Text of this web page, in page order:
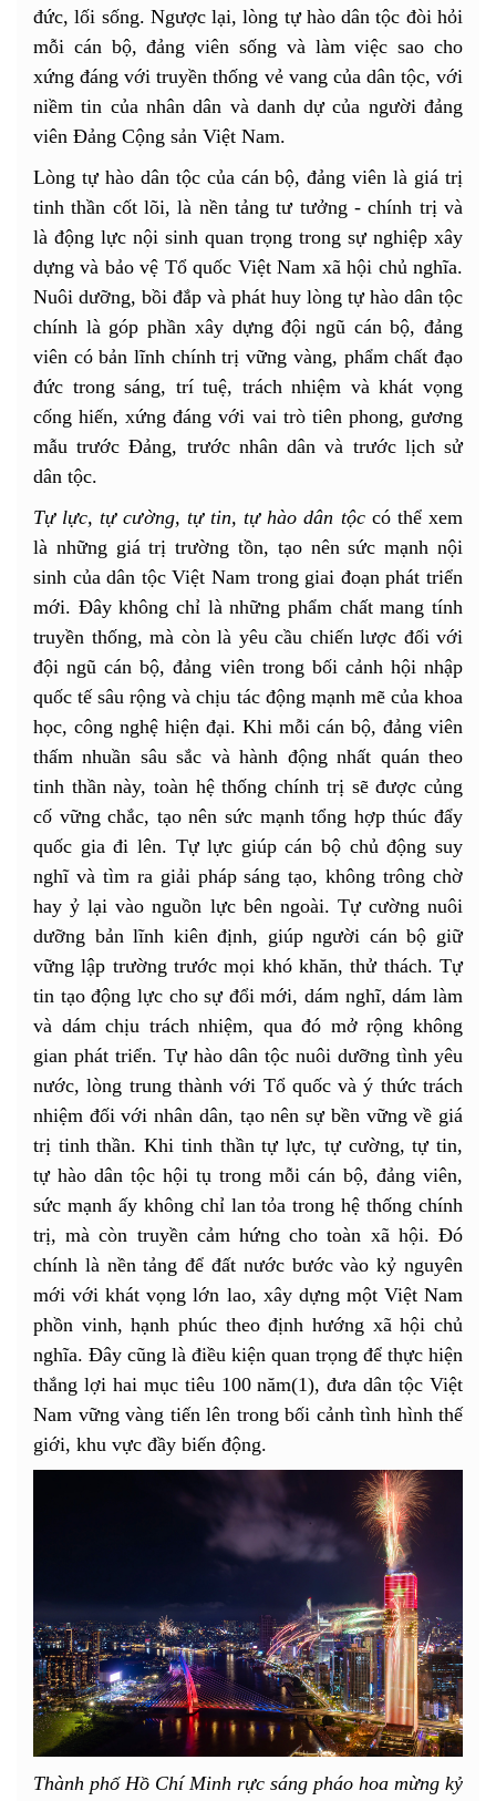
đức, lối sống. Ngược lại, lòng tự hào dân tộc đòi hỏi
mỗi cán bộ, đảng viên sống và làm việc sao cho
xứng đáng với truyền thống vẻ vang của dân tộc, với
niềm tin của nhân dân và danh dự của người đảng
viên Đảng Cộng sản Việt Nam.
Lòng tự hào dân tộc của cán bộ, đảng viên là giá trị
tinh thần cốt lõi, là nền tảng tư tưởng - chính trị và
là động lực nội sinh quan trọng trong sự nghiệp xây
dựng và bảo vệ Tổ quốc Việt Nam xã hội chủ nghĩa.
Nuôi dưỡng, bồi đắp và phát huy lòng tự hào dân tộc
chính là góp phần xây dựng đội ngũ cán bộ, đảng
viên có bản lĩnh chính trị vững vàng, phẩm chất đạo
đức trong sáng, trí tuệ, trách nhiệm và khát vọng
cống hiến, xứng đáng với vai trò tiên phong, gương
mẫu trước Đảng, trước nhân dân và trước lịch sử
dân tộc.
Tự lực, tự cường, tự tin, tự hào dân tộc có thể xem
là những giá trị trường tồn, tạo nên sức mạnh nội
sinh của dân tộc Việt Nam trong giai đoạn phát triển
mới. Đây không chỉ là những phẩm chất mang tính
truyền thống, mà còn là yêu cầu chiến lược đối với
đội ngũ cán bộ, đảng viên trong bối cảnh hội nhập
quốc tế sâu rộng và chịu tác động mạnh mẽ của khoa
học, công nghệ hiện đại. Khi mỗi cán bộ, đảng viên
thấm nhuần sâu sắc và hành động nhất quán theo
tinh thần này, toàn hệ thống chính trị sẽ được củng
cố vững chắc, tạo nên sức mạnh tổng hợp thúc đẩy
quốc gia đi lên. Tự lực giúp cán bộ chủ động suy
nghĩ và tìm ra giải pháp sáng tạo, không trông chờ
hay ỷ lại vào nguồn lực bên ngoài. Tự cường nuôi
dưỡng bản lĩnh kiên định, giúp người cán bộ giữ
vững lập trường trước mọi khó khăn, thử thách. Tự
tin tạo động lực cho sự đổi mới, dám nghĩ, dám làm
và dám chịu trách nhiệm, qua đó mở rộng không
gian phát triển. Tự hào dân tộc nuôi dưỡng tình yêu
nước, lòng trung thành với Tổ quốc và ý thức trách
nhiệm đối với nhân dân, tạo nên sự bền vững về giá
trị tinh thần. Khi tinh thần tự lực, tự cường, tự tin,
tự hào dân tộc hội tụ trong mỗi cán bộ, đảng viên,
sức mạnh ấy không chỉ lan tỏa trong hệ thống chính
trị, mà còn truyền cảm hứng cho toàn xã hội. Đó
chính là nền tảng để đất nước bước vào kỷ nguyên
mới với khát vọng lớn lao, xây dựng một Việt Nam
phồn vinh, hạnh phúc theo định hướng xã hội chủ
nghĩa. Đây cũng là điều kiện quan trọng để thực hiện
thắng lợi hai mục tiêu 100 năm(1), đưa dân tộc Việt
Nam vững vàng tiến lên trong bối cảnh tình hình thế
giới, khu vực đầy biến động.
Thành phố Hồ Chí Minh rực sáng pháo hoa mừng kỷ